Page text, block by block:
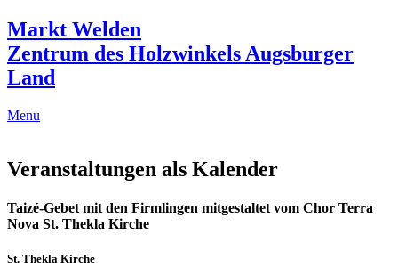
Markt Welden
Zentrum des Holzwinkels Augsburger
Land
Menu
Veranstaltungen als Kalender
Taizé-Gebet mit den Firmlingen mitgestaltet vom Chor Terra
Nova St. Thekla Kirche
St. Thekla Kirche